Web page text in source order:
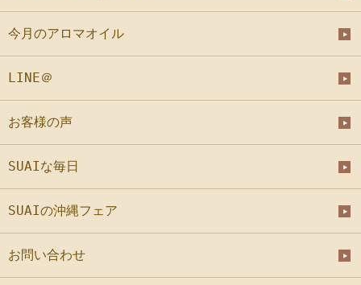
今月のアロマオイル
LINE＠
お客様の声
SUAIな毎日
SUAIの沖縄フェア
お問い合わせ